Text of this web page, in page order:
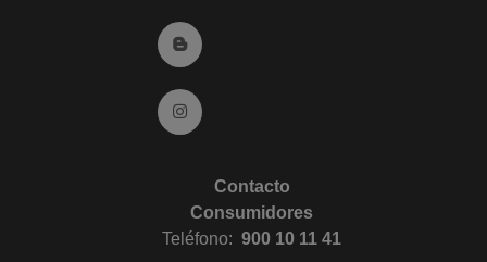
Ir al Blog (abre en ventana nueva)
Ir a Instagram (abre en ventana nueva)
Contacto
Consumidores
Teléfono: 900 10 11 41